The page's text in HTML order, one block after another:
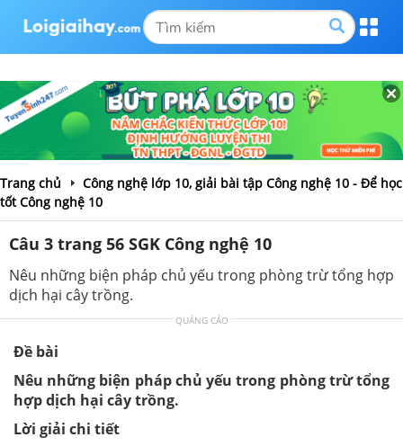
Trang chủ
Công nghệ lớp 10, giải bài tập Công nghệ 10 - Để học
tốt Công nghệ 10
Câu 3 trang 56 SGK Công nghệ 10
Nêu những biện pháp chủ yếu trong phòng trừ tổng hợp
dịch hại cây trồng.
QUẢNG CÁO
Đề bài
Nêu những biện pháp chủ yếu trong phòng trừ tổng
hợp dịch hại cây trồng.
Lời giải chi tiết